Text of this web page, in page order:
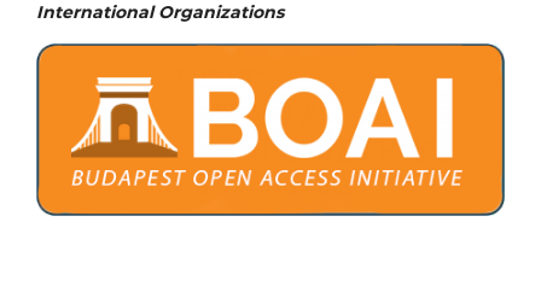
International Organizations